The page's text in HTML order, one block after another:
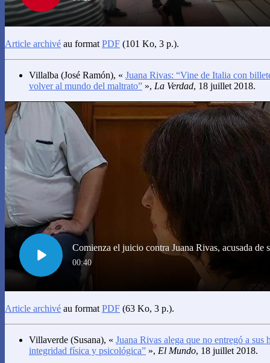
Article archivé au formatPDF (101 Ko, 3 p.).
Villalba (José Ramón), « Juana Rivas: “Vine de Italia con
volver al mundo del maltrato” », La Verdad, 18 juillet 2018.
Article archivé au formatPDF (63 Ko, 3 p.).
Villaverde (Susana), « Juana Rivas alega que no entregó a sus
integridad física y psicológica” », El Mundo, 18 juillet 2018.